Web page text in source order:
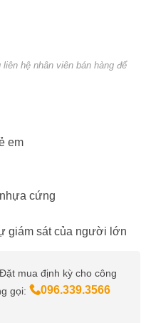
liên hệ nhân viên bán hàng để
em
cứng
giám sát của người lớn
mua định kỳ cho công
gọi:
096.339.3566